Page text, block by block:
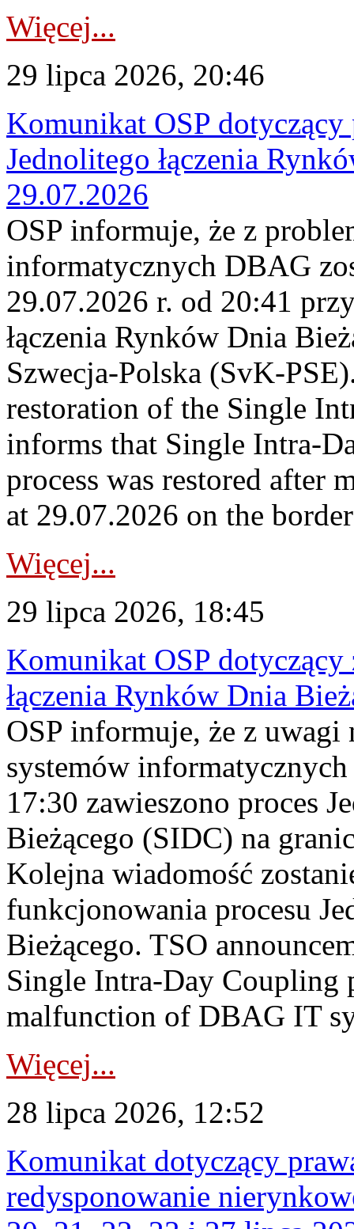
Więcej...
29 lipca 2026, 20:46
Komunikat OSP
Jednolitego łączenia
29.07.2026
OSP informuje, że z
informatycznych DBAG
29.07.2026 r. od 20:41
łączenia Rynków Dnia
Szwecja-Polska (SvK-
restoration of the Single
informs that Single Intra-
process was restored after
at 29.07.2026 on the
Więcej...
29 lipca 2026, 18:45
Komunikat OSP dotyczący
łączenia Rynków Dnia
OSP informuje, że z uwagi
systemów
17:30 zawieszono proces
Bieżącego (SIDC) na
Kolejna wiadomość
funkcjonowania procesu
Bieżącego. TSO
Single Intra-Day Coupling
malfunction of DBAG IT
Więcej...
28 lipca 2026, 12:52
Komunikat dotyczący
redysponowanie